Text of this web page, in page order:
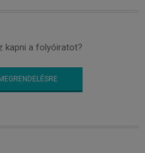
kapni a folyóiratot?